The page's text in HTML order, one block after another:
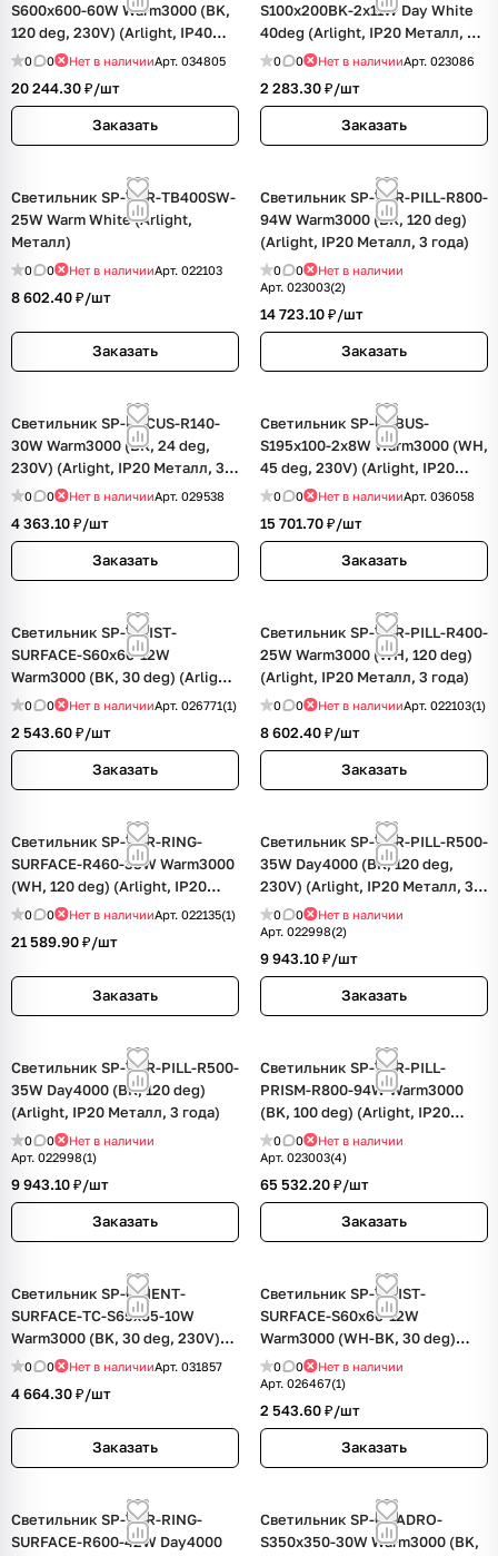
S600x600-60W Warm3000 (BK,
120 deg, 230V) (Arlight, IP40
Металл, 3 года)
0 0 Нет в наличииАрт. 034805
20 244.30 ₽/шт
Заказать
S100x200BK-2x11W Day White
40deg (Arlight, IP20 Металл, 3
года)
0 0 Нет в наличииАрт. 023086
2 283.30 ₽/шт
Заказать
Светильник SP-TOR-TB400SW-
25W Warm White (Arlight,
Металл)
0 0 Нет в наличииАрт. 022103
8 602.40 ₽/шт
Заказать
Светильник SP-TOR-PILL-R800-
94W Warm3000 (BK, 120 deg)
(Arlight, IP20 Металл, 3 года)
0 0
Нет в наличии
Арт. 023003(2)
14 723.10 ₽/шт
Заказать
Светильник SP-FOCUS-R140-
30W Warm3000 (BK, 24 deg,
230V) (Arlight, IP20 Металл, 3
года)
0 0 Нет в наличииАрт. 029538
4 363.10 ₽/шт
Заказать
Светильник SP-CUBUS-
S195x100-2x8W Warm3000 (WH,
45 deg, 230V) (Arlight, IP20
Металл, 3 года)
0 0 Нет в наличииАрт. 036058
15 701.70 ₽/шт
Заказать
Светильник SP-TWIST-
SURFACE-S60x60-12W
Warm3000 (BK, 30 deg) (Arlight,
IP40 Металл, 3 года)
0 0 Нет в наличииАрт. 026771(1)
2 543.60 ₽/шт
Заказать
Светильник SP-TOR-PILL-R400-
25W Warm3000 (WH, 120 deg)
(Arlight, IP20 Металл, 3 года)
0 0 Нет в наличииАрт. 022103(1)
8 602.40 ₽/шт
Заказать
Светильник SP-TOR-RING-
SURFACE-R460-33W Warm3000
(WH, 120 deg) (Arlight, IP20
Металл, 3 года)
0 0 Нет в наличииАрт. 022135(1)
21 589.90 ₽/шт
Заказать
Светильник SP-TOR-PILL-R500-
35W Day4000 (BK, 120 deg,
230V) (Arlight, IP20 Металл, 3
года)
0 0
Нет в наличии
Арт. 022998(2)
9 943.10 ₽/шт
Заказать
Светильник SP-TOR-PILL-R500-
35W Day4000 (BK, 120 deg)
(Arlight, IP20 Металл, 3 года)
0 0
Нет в наличии
Арт. 022998(1)
9 943.10 ₽/шт
Заказать
Светильник SP-TOR-PILL-
PRISM-R800-94W Warm3000
(BK, 100 deg) (Arlight, IP20
Металл, 3 года)
0 0
Нет в наличии
Арт. 023003(4)
65 532.20 ₽/шт
Заказать
Светильник SP-ORIENT-
SURFACE-TC-S65x65-10W
Warm3000 (BK, 30 deg, 230V)
(Arlight, IP20 Металл, 5 лет)
0 0 Нет в наличииАрт. 031857
4 664.30 ₽/шт
Заказать
Светильник SP-TWIST-
SURFACE-S60x60-12W
Warm3000 (WH-BK, 30 deg)
(Arlight, IP40 Металл, 3 года)
0 0
Нет в наличии
Арт. 026467(1)
2 543.60 ₽/шт
Заказать
Светильник SP-TOR-RING-
SURFACE-R600-42W Day4000
Светильник SP-QUADRO-
S350x350-30W Warm3000 (BK,